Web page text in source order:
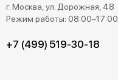
г. Москва, ул. Дорожная, 48
Режим работы: 08:00–17:00
+7 (499) 519-30-18